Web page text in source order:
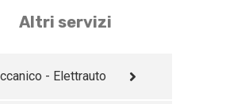
Altri servizi
- Elettrauto